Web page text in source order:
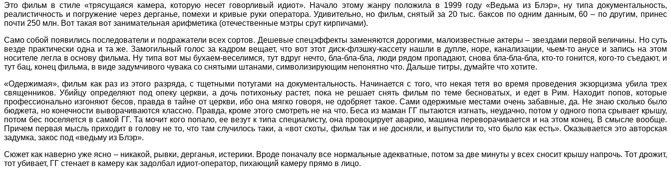
Это фильм в стиле «трясущаяся камера, которую несет говорливый идиот». Начало этому жанру положила в 1999 году «Ведьма из Блэр», ну типа документальность,
реалистичность и погружение через дерганье, помехи и кривые руки оператора. Удивительно, но фильм, снятый за 20 тыс. баксов по одним данным, 60 – по другим, принес
почти 250 млн. Вот такая вот занимательная арифметика (отечественные мэтры срут кирпичами).
Само собой появились последователи и подражатели всех сортов. Дешевые спецэффекты заменяются дорогими, малоизвестные актеры – звездами первой величины. Но суть
везде практически одна и та же. Замогильный голос за кадром вещает, что вот этот диск-флэшку-кассету нашли в дупле, норе, канализации, чьем-то анусе и запись на этом
носителе легла в основу фильма. Ну типа вот мы бухаем-веселимся, тут вдруг нечто, бла-бла-бла, люди рядом пропадают, снова бла-бла-бла, кто-то гонится, кого-то съедают, и
тут бац, конец фильма, в виде задумчивого чувака со снятыми штанами, символизирующим непонятно что. Дальше титры, думайте что хотите.
«Одержимая», фильм как раз из этого разряда, с тщетными потугами на документальность. Начинается с того, что некая тетя во время проведения экзорцизма убила трех
священников. Убийцу определяют под опеку церкви, а дочь потихоньку растет, пока не решает снять фильм по теме бесноватых, и едет в Рим. Находит попов, которые
профессионально изгоняют бесов, правда в тайне от церкви, ибо она мягко говоря, не одобряет такое. Сами одержимые местами очень забавные, да. Не знаю сколько было
бюджета, но конечности выворачиваются классно. Правда, кроме этого смотреть не на что. Беса из маман ГГ пытаются изгнать, неудачно, потом у одного попа срывает крышу,
потом бес поселяется в самой ГГ. Та мочит кого попало, ее везут к типа специалисту, она провоцирует аварию, машина переворачивается и на этом конец. В смысле вообще.
Причем первая мысль приходит в голову не то, что там случилось таки, а «вот скоты, фильм так и не досняли, и выпустили то, что было как есть». Оказывается это авторская
задумка, закос под «ведьму из Блэр».
Сюжет как наверно уже ясно – никакой, рывки, дерганья, истерики. Вроде поначалу все нормальные адекватные, потом за две минуты у всех сносит крышу напрочь. Тот дрожит,
тот убивает, ГГ стенает в камеру как задолбал идиот-оператор, пихающий камеру прямо в лицо.